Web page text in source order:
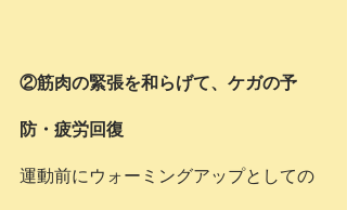
②筋肉の緊張を和らげて、ケガの予
防・疲労回復
運動前にウォーミングアップとしての